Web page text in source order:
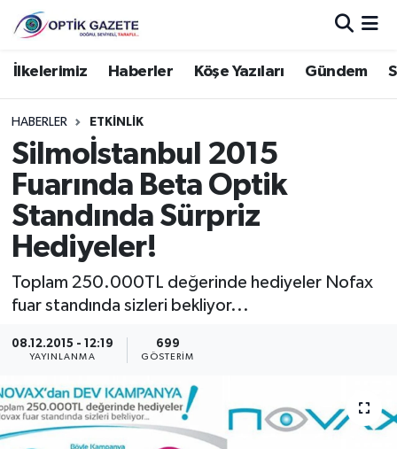
İlkelerimiz Haberler Köşe Yazıları Gündem
HABERLER ETKINLIK
Silmoİstanbul 2015
Fuarında Beta Optik
Standında Sürpriz
Hediyeler!
Toplam 250.000TL değerinde hediyeler Nofax
fuar standında sizleri bekliyor...
08.12.2015 - 12:19
YAYINLANMA
699
GÖSTERIM
Nöbetçi Eczaneler
Hava Durumu
İstanbul Namaz Vakitleri
Trafik Durumu
Süper Lig Puan Durumu ve Fikstür
Tüm Manşetler
Son Dakika Haberleri